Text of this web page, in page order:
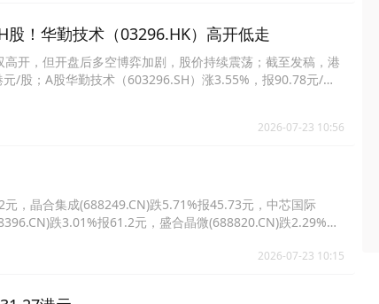
股！华勤技术（03296.HK）高开低走
开，但开盘后多空博弈加剧，股价持续震荡；截至发稿，港
/股；A股华勤技术（603296.SH）涨3.55%，报90.78元/
2026-07-23 10:56
，晶合集成(688249.CN)跌5.71%报45.73元，中芯国际
跌3.01%报61.2元，盛合晶微(688820.CN)跌2.29%报
2026-07-23 10:15